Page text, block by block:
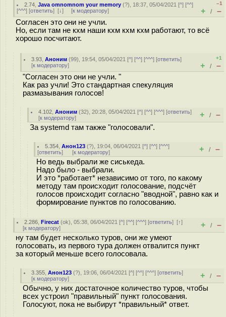
2.74 ,Java omnomnom your memory (?), 18:37, 05/04/2021 [^] [^^]
[^^^] [ответить] [↓] [к модератору]
–1
+ / –
Согласен это они не учли.
Но, если там не кхм наши кхм кхм кхм работают, то всё
хорошо посчитают.
3.93 ,Аноним (99), 19:54, 05/04/2021 [^] [^^] [^^^] [ответить]
[к модератору]
+1
+ / –
"Согласен это они не учли. "
Как раз учли! Это стандартная спекуляция
размазывания голосов!
4.102 ,Аноним (32), 20:28, 05/04/2021 [^] [^^] [^^^] [ответить]
[к модератору] + / –
За systemd там также "голосовали".
5.354 ,Анон123 (?), 19:04, 06/04/2021 [^] [^^] [^^^]
[ответить] [к модератору] + / –
Но ведь выбрали же сиськеда.
Надо было - выбрали.
И это *работает* независимо от того, по какому
методу там происходит голосование, подсчёт
голосов происходит согласно "вводной", равно как и
формирование пунктов по голосованию.
2.286 ,Firecat (ok), 05:38, 06/04/2021 [^] [^^] [^^^] [ответить][↑]
[к модератору] + / –
ну там будет несколько туров, они же умеют
голосовать, из первого тура должен отвалится пункт
за который меньше всего голосовала.
3.355 ,Анон123 (?), 19:06, 06/04/2021 [^] [^^] [^^^] [ответить]
[к модератору] + / –
Обычно, у них достаточное количество туров, чтобы
всех устроил "правильный" пункт голосования.
Голосуют, пока не выбирут *правильный* ответ.